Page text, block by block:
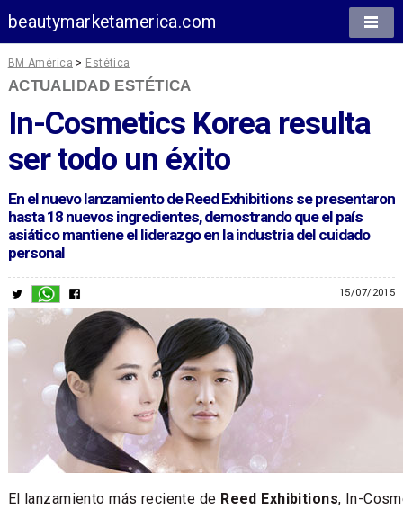
beautymarketamerica.com
BM América > Estética
ACTUALIDAD ESTÉTICA
In-Cosmetics Korearesulta
ser todo un éxito
En el nuevo lanzamiento deReed Exhibitionsse presentaron
hasta 18 nuevos ingredientes, demostrando que el país
asiático mantiene el liderazgo en la industria del cuidado
personal
15/07/2015
El lanzamiento más reciente de Reed Exhibitions, In-